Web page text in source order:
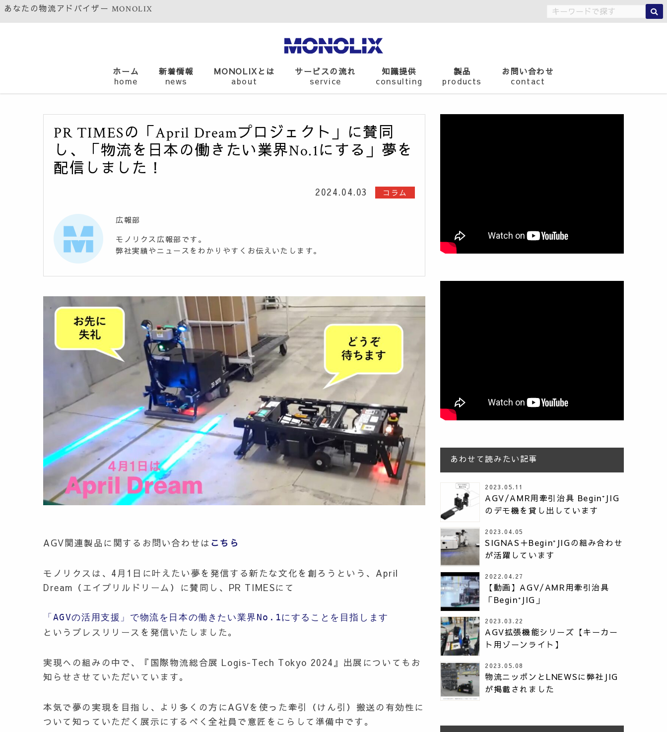
あなたの物流アドバイザー MONOLIX
ホーム
home
新着情報
news
MONOLIXとは
about
サービスの流れ
service
知識提供
consulting
製品
products
お問い合わせ
contact
PR TIMESの「April Dreamプロジェクト」に賛同
し、「物流を日本の働きたい業界No.1にする」夢を
配信しました！
2024.04.03 コラム
広報部
モノリクス広報部です。
弊社実績やニュースをわかりやすくお伝えいたします。
AGV関連製品に関するお問い合わせは こちら
モノリクスは、4月1日に叶えたい夢を発信する新たな文化を創ろうという、April
Dream（エイプリルドリーム）に賛同し、PR TIMESにて
「AGVの活用支援」で物流を日本の働きたい業界No.1にすることを目指します
という プレスリリ ースを発信いた しました。
実現への組みの中で、『国際物流総合展 Logis-Tech Tokyo 2024』出展についてもお
知らせさせていただいています。
本気で夢の実現を目指し、より多くの方にAGVを使った牽引（けん引）搬送の有効性に
ついて知っていただく展示にするべく全社員で意匠をこらして準備中です。
あわせて読みたい記事
2023.05.11
AGV/AMR用牽引治具 Begin⁺JIG
のデモ機を貸し出しています
2023.04.05
SIGNAS＋Begin⁺JIGの組み合わせ
が活躍しています
2022.04.27
【動画】AGV/AMR用牽引治具
「Begin⁺JIG」
2023.03.22
AGV拡張機能シリーズ【キーカー
ト用ゾーンライト】
2023.05.08
物流ニッポンとLNEWSに弊社JIG
が掲載されました